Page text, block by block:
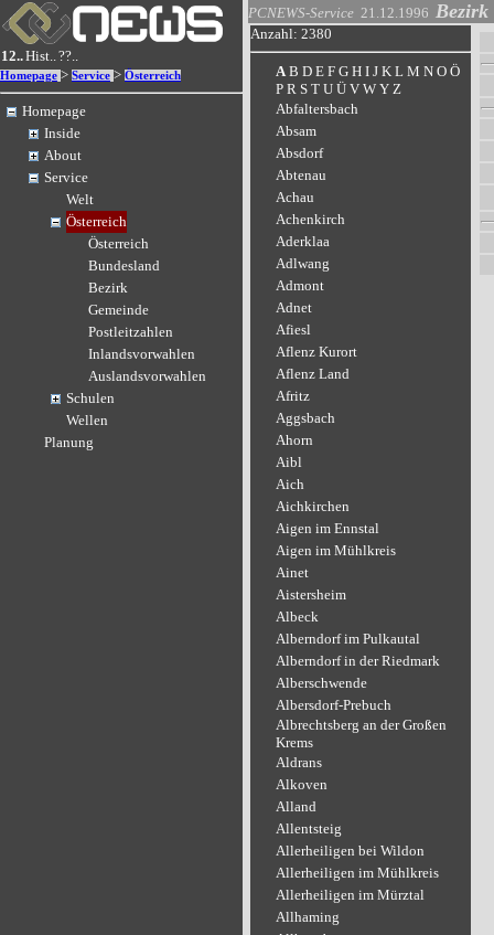
12..Hist..??..
Homepage > Service > Österreich
Homepage
Inside
About
Service
Welt
Österreich
Österreich
Bundesland
Bezirk
Gemeinde
Postleitzahlen
Inlandsvorwahlen
Auslandsvorwahlen
Schulen
Wellen
Planung
PCNEWS-Service 21.12.1996 Bezirk
Anzahl: 2380
A B D E F G H I J K L M N O Ö
P R S T U Ü V W Y Z
Abfaltersbach
Absam
Absdorf
Abtenau
Achau
Achenkirch
Aderklaa
Adlwang
Admont
Adnet
Afiesl
Aflenz Kurort
Aflenz Land
Afritz
Aggsbach
Ahorn
Aibl
Aich
Aichkirchen
Aigen im Ennstal
Aigen im Mühlkreis
Ainet
Aistersheim
Albeck
Alberndorf im Pulkautal
Alberndorf in der Riedmark
Alberschwende
Albersdorf-Prebuch
Albrechtsberg an der Großen
Krems
Aldrans
Alkoven
Alland
Allentsteig
Allerheiligen bei Wildon
Allerheiligen im Mühlkreis
Allerheiligen im Mürztal
Allhaming